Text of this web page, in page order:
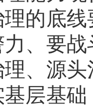
的底
、要
、源
层基